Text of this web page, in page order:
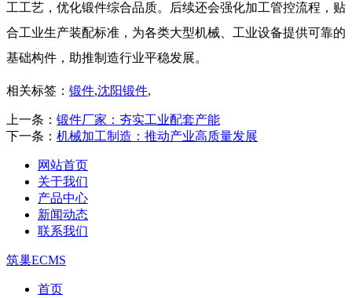
工工艺，优化锻件综合品质。后续还会强化加工管控流程，贴
合工业生产装配标准，为各类大型机械、工业设备提供可靠的
基础构件，助推制造行业平稳发展。
相关标签： 锻件,沈阳锻件,
上一条： 锻件厂家：夯实工业配套产能
下一条： 机械加工制造：推动产业高质量发展
网站首页
关于我们
产品中心
新闻动态
联系我们
筑巢ECMS
首页